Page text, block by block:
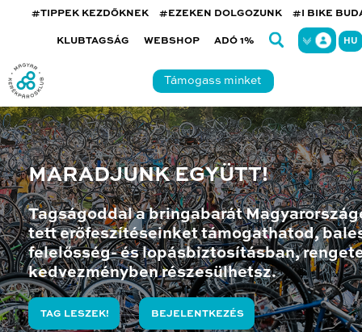
#TIPPEK KEZDŐKNEK #EZEKEN DOLGOZUNK #I BIKE
KLUBTAGSÁG WEBSHOP ADÓ 1% HU
Támogass minket
MARADJUNK EGYÜTT!
Tagságoddal a bringabarát
tett erőfeszítéseinket támogathatod,
felelősség- és lopásbiztosításban,
kedvezményben részesülhetsz.
TAG LESZEK! BEJELENTKEZÉS